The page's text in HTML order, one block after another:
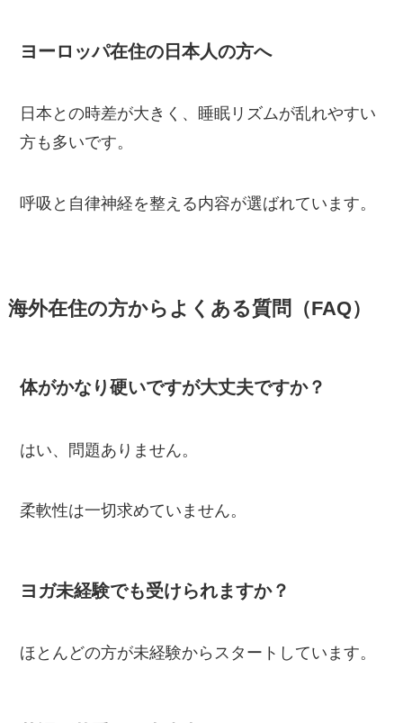
ヨーロッパ在住の日本人の方へ
日本との時差が大きく、睡眠リズムが乱れやすい
方も多いです。
呼吸と自律神経を整える内容が選ばれています。
海外在住の方からよくある質問（FAQ）
体がかなり硬いですが大丈夫ですか？
はい、問題ありません。
柔軟性は一切求めていません。
ヨガ未経験でも受けられますか？
ほとんどの方が未経験からスタートしています。